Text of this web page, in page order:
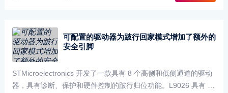
可配置的驱动器为跛行回家模式增加了额外的
安全引脚
STMicroelectronics 开发了一款具有 8 个高侧和低侧通道的驱动
器，具有诊断、保护和硬件控制的跛行归位功能。L9026 具有 6